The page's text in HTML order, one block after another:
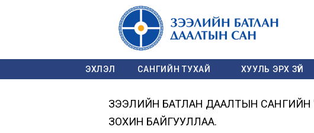
ЭХЛЭЛ САНГИЙН ТУХАЙ ХУУЛЬ ЭРХ ЗҮЙ
ЗЭЭЛИЙН БАТЛАН ДААЛТЫН САНГИЙН
ЗОХИН БАЙГУУЛЛАА.